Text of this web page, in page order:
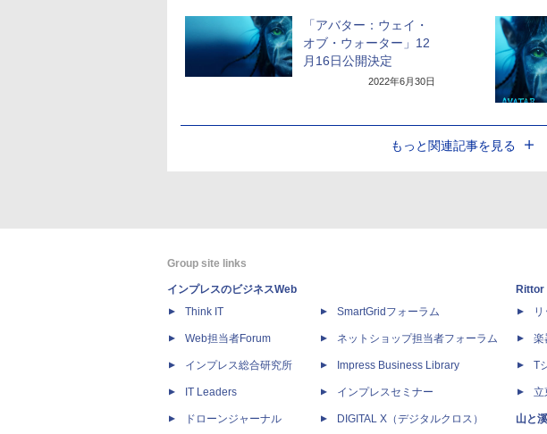
「アバター：ウェイ・
オブ・ウォーター」12
月16日公開決定
2022年6月30日
もっと関連記事を見る
Group site links
インプレスのビジネスWeb
Think IT
Web担当者Forum
インプレス総合研究所
IT Leaders
ドローンジャーナル
SmartGridフォーラム
ネットショップ担当者フォーラム
Impress Business Library
インプレスセミナー
DIGITAL X（デジタルクロス）
Rittor
楽
T
立
山と